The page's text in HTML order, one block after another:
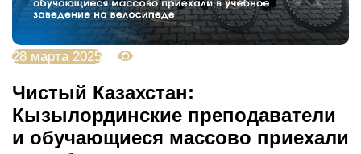
28 марта 2025
Чистый Казахстан:
Кызылординские преподаватели
и обучающиеся массово приехали